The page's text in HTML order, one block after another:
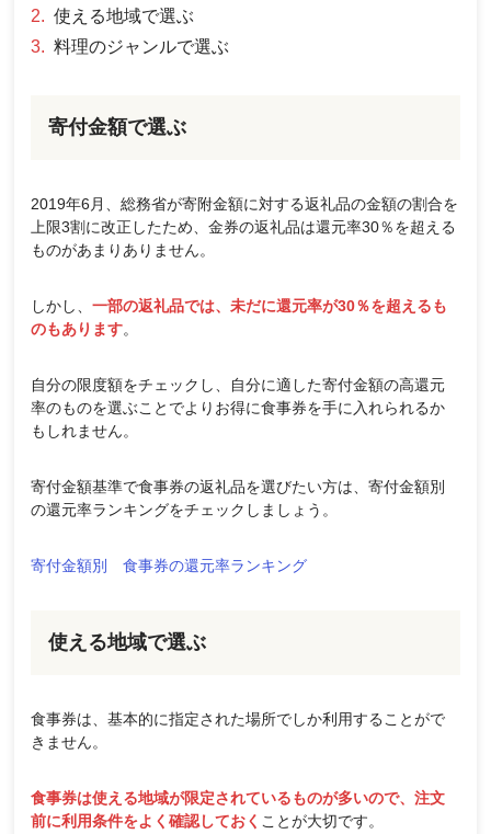
使える地域で選ぶ
料理のジャンルで選ぶ
寄付金額で選ぶ
2019年6月、総務省が寄附金額に対する返礼品の金額の割合を
上限3割に改正したため、金券の返礼品は還元率30％を超える
ものがあまりありません。
しかし、一部の返礼品では、未だに還元率が30％を超えるも
のもあります。
自分の限度額をチェックし、自分に適した寄付金額の高還元
率のものを選ぶことでよりお得に食事券を手に入れられるか
もしれません。
寄付金額基準で食事券の返礼品を選びたい方は、寄付金額別
の還元率ランキングをチェックしましょう。
寄付金額別 食事券の還元率ランキング
使える地域で選ぶ
食事券は、基本的に指定された場所でしか利用することがで
きません。
食事券は使える地域が限定されているものが多いので、注文
前に利用条件をよく確認しておく ことが大切です。